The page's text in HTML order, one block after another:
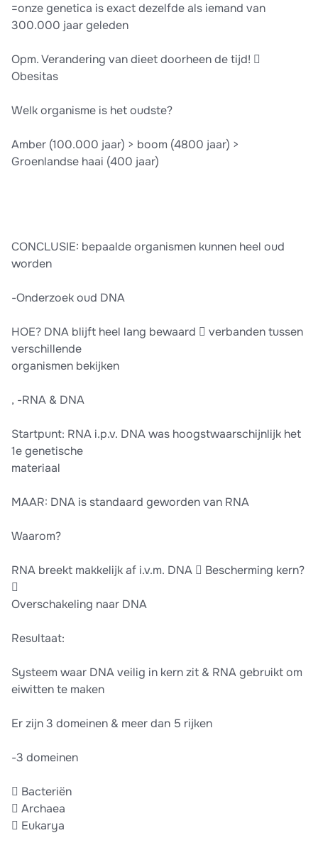
=onze genetica is exact dezelfde als iemand van
300.000 jaar geleden
Opm. Verandering van dieet doorheen de tijd! 
Obesitas
Welk organisme is het oudste?
Amber (100.000 jaar) > boom (4800 jaar) >
Groenlandse haai (400 jaar)
CONCLUSIE: bepaalde organismen kunnen heel oud
worden
-Onderzoek oud DNA
HOE? DNA blijft heel lang bewaard  verbanden tussen
verschillende
organismen bekijken
, -RNA & DNA
Startpunt: RNA i.p.v. DNA was hoogstwaarschijnlijk het
1e genetische
materiaal
MAAR: DNA is standaard geworden van RNA
Waarom?
RNA breekt makkelijk af i.v.m. DNA  Bescherming kern?

Overschakeling naar DNA
Resultaat:
Systeem waar DNA veilig in kern zit & RNA gebruikt om
eiwitten te maken
Er zijn 3 domeinen & meer dan 5 rijken
-3 domeinen
 Bacteriën
 Archaea
 Eukarya